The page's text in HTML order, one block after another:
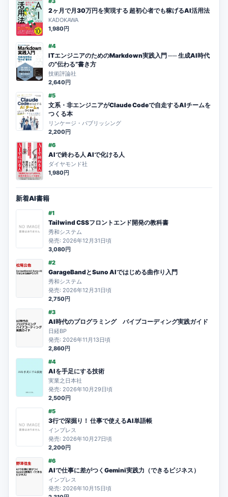
2ヶ月で月30万円を実現する 超初心者でも稼げるAI活用法
KADOKAWA
1,980円
#4
ITエンジニアのためのMarkdown実践入門 ── 生成AI時代
の”伝わる”書き方
技術評論社
2,640円
#5
文系・非エンジニアがClaude Codeで自走するAIチームを
つくる本
リンケージ・パブリッシング
2,200円
#6
AIで終わる人 AIで化ける人
ダイヤモンド社
1,980円
新着AI書籍
#1
Tailwind CSSフロントエンド開発の教科書
秀和システム
発売: 2026年12月31日頃
3,080円
#2
GarageBandとSuno AIではじめる曲作り入門
秀和システム
発売: 2026年12月31日頃
2,750円
#3
AI時代のプログラミング バイブコーディング実践ガイド
日経BP
発売: 2026年11月13日頃
2,860円
#4
AIを手足にする技術
実業之日本社
発売: 2026年10月29日頃
2,500円
#5
3行で深掘り！ 仕事で使えるAI単語帳
インプレス
発売: 2026年10月27日頃
2,200円
#6
AIで仕事に差がつくGemini実践力（できるビジネス）
インプレス
発売: 2026年10月15日頃